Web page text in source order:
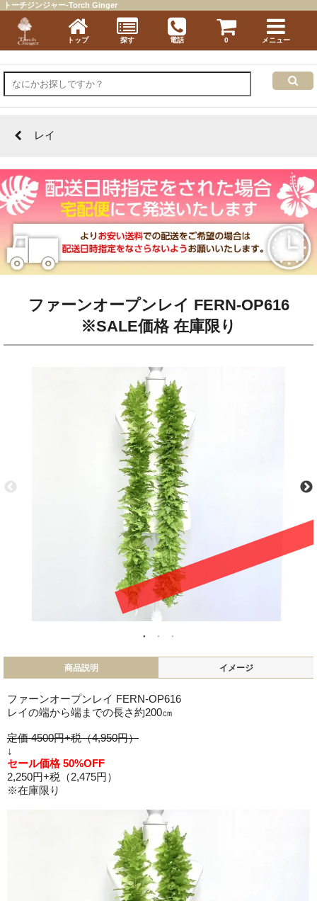
レイ
ファーンオープンレイ FERN-OP616
※SALE価格 在庫限り
商品説明 イメージ
ファーンオープンレイ FERN-OP616
レイの端から端までの長さ約200㎝
定価 4500円+税（4,950円）
↓
セール価格 50%OFF
2,250円+税（2,475円）
※在庫限り
トーチジンジャー-Torch Ginger
トップ 探す 電話 0 メニュー